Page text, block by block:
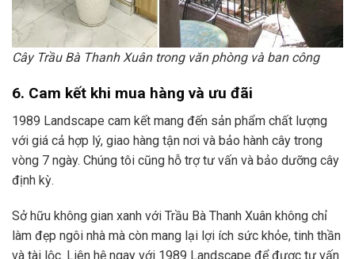
Cây Trầu Bà Thanh Xuân trong văn phòng và ban công
6. Cam kết khi mua hàng và ưu đãi
1989 Landscape cam kết mang đến sản phẩm chất lượng
với giá cả hợp lý, giao hàng tận nơi và bảo hành cây trong
vòng 7 ngày. Chúng tôi cũng hỗ trợ tư vấn và bảo dưỡng cây
định kỳ.
Sở hữu không gian xanh với Trầu Bà Thanh Xuân không chỉ
làm đẹp ngôi nhà mà còn mang lại lợi ích sức khỏe, tinh thần
và tài lộc. Liên hệ ngay với 1989 Landscape để được tư vấn